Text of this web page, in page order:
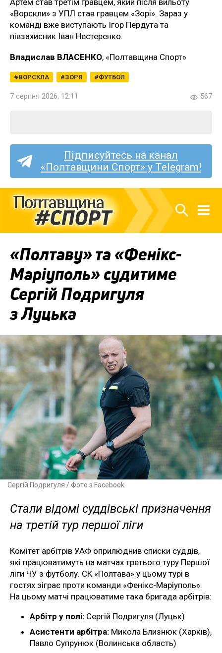
Артём став трётім гравцем, який після вильоту
«Ворскли» з УПЛ став гравцем «Зорі». Зараз у
команді вже виступають Ігор Пердута та
півзахисник Іван Нестеренко.
Владислав ВЛАСЕНКО, «Полтавщина Спорт»
ВОРСКЛА ЗОРЯ ФУТБОЛ
7 серпня 2026, 12:11 567
Підписуйтесь на канал
«Полтавщини Спорт» у Telegram!
«Полтаву» та «Фенікс-
Маріуполь» судитиме
Сергій Подригуля
з Луцька
Сергій Подригуля / Фото з Facebook
Стали відомі суддівські призначення
на третій тур першої ліги
Комітет арбітрів УАФ оприлюднив списки суддів,
які працюватимуть на матчах третього туру Першої
ліги ЧУ з футболу. СК «Полтава» у цьому турі в
гостях зіграє проти команди «Фенікс-Маріуполь».
На цьому матчі працюватиме така бригада арбітрів:
Арбітр у полі: Сергій Подригуля (Луцьк)
Асистенти арбітра: Микола Близнюк (Харків),
Павло Супрунюк (Волинська область)